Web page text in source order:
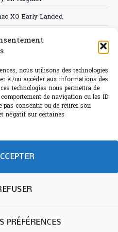
nous utilisons des technologies
et/ou accéder aux informations des
technologies nous permettra de
de navigation ou les ID
pas consentir ou de retirer son
négatif sur certaines
PRÉFÉRENCES
XO Early Landed
pour la santé.
est une publication 100%
bistro.com